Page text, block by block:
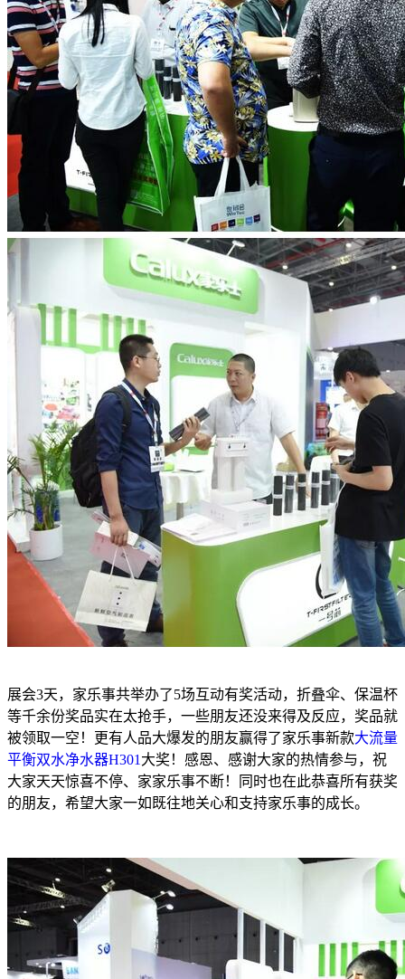
展会3天，家乐事共举办了5场互动有奖活动，折叠伞、保温杯
等千余份奖品实在太抢手，一些朋友还没来得及反应，奖品就
被领取一空！更有人品大爆发的朋友赢得了家乐事新款大流量
平衡双水净水器H301 大奖！感恩、感谢大家的热情参与，祝
大家天天惊喜不停、家家乐事不断！同时也在此恭喜所有获奖
的朋友，希望大家一如既往地关心和支持家乐事的成长。